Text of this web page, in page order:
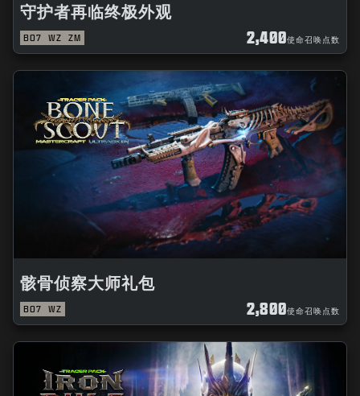
守护者再临终极外观
BO7 WZ ZM 2,400使命召唤点数
骸骨侦察大师礼包
BO7 WZ 2,800使命召唤点数